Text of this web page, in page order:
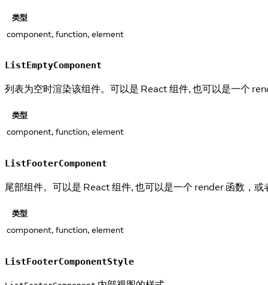
类型
component, function, element
ListEmptyComponent
列表为空时渲染该组件。可以是 React 组件, 也可以是一个
类型
component, function, element
ListFooterComponent
尾部组件。可以是 React 组件, 也可以是一个 render 函数，
类型
component, function, element
ListFooterComponentStyle